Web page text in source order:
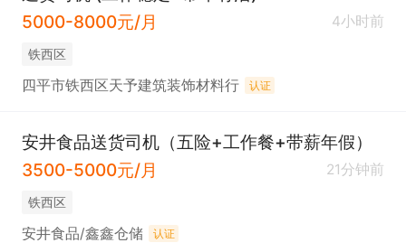
5000-8000元/月
4小时前
铁西区
四平市铁西区天予建筑装饰材料行 认证
安井食品送货司机（五险+工作餐+带薪年假）
3500-5000元/月
21分钟前
铁西区
安井食品/鑫鑫仓储 认证